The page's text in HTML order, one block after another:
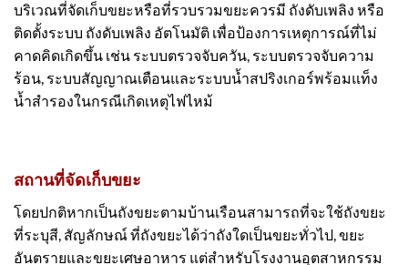
บริเวณที่จัดเก็บขยะหรือที่รวบรวมขยะควรมี ถังดับเพลิง หรือ
ติดตั้งระบบ ถังดับเพลิง อัตโนมัติ เพื่อป้องการเหตุการณ์ที่ไม่
คาดคิดเกิดขึ้น เช่น ระบบตรวจจับควัน, ระบบตรวจจับความ
ร้อน, ระบบสัญญาณเตือนและระบบน้ำสปริงเกอร์พร้อมแท็ง
น้ำสำรองในกรณีเกิดเหตุไฟไหม้
สถานที่จัดเก็บขยะ
โดยปกติหากเป็นถังขยะตามบ้านเรือนสามารถที่จะใช้ถังขยะ
ที่ระบุสี, สัญลักษณ์ ที่ถังขยะได้ว่าถังใดเป็นขยะทั่วไป, ขยะ
อันตรายและขยะเศษอาหาร แต่สำหรับโรงงานอุตสาหกรรม